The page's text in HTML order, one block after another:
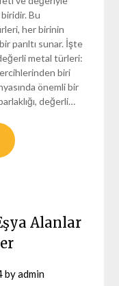
Bu
her birinin
parıltı sunar. İşte
metal türleri:
biri
önemli bir
değerli…
Alanlar
byadmin